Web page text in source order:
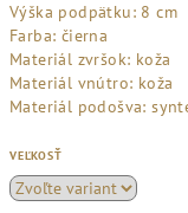
Výška podpätku: 8 cm
Farba: čierna
Materiál zvršok: koža
Materiál vnútro: koža
Materiál podošva:
VEĽKOSŤ